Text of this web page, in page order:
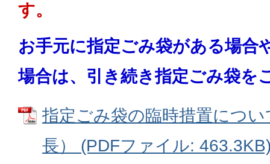
す。
お手元に指定ごみ袋がある場合
場合は、引き続き指定ごみ袋を
指定ごみ袋の臨時措置につ
長） (PDFファイル: